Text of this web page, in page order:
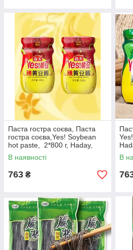
Паста гостра соєва, Паста
гостра соєва,Yes! Soybean
hot paste, 2*800 г, Haday,
Китай, Ч
В наявності
763 ₴
В